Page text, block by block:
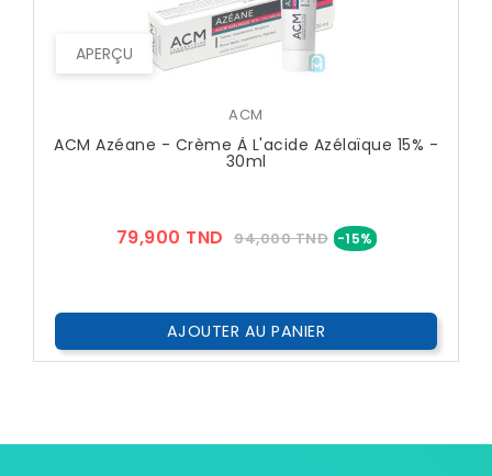
APERÇU
ACM
ACM Azéane - Crème À L'acide Azélaïque 15% -
30ml
79,900 TND Prix
94,000 TND -15% Prix
AJOUTER AU PANIER